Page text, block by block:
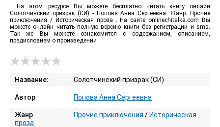
На этом ресурсе Вы можете бесплатно читать книгу онлайн
Солотчинский призрак (СИ) - Попова Анна Сергеевна. Жанр: Прочие
приключения / Историческая проза . На сайте onlinechitalka.com Вы
можете онлайн читать полную версию книги без регистрации и sms.
Так же Вы можете ознакомится с содержанием, описанием,
предисловием о произведении
Название: Солотчинский призрак (СИ)
Автор Попова Анна Сергеевна
Жанр Прочие приключения / Историческая
проза